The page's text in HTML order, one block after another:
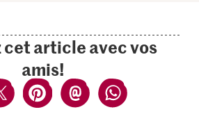
cet article avec vos
amis!